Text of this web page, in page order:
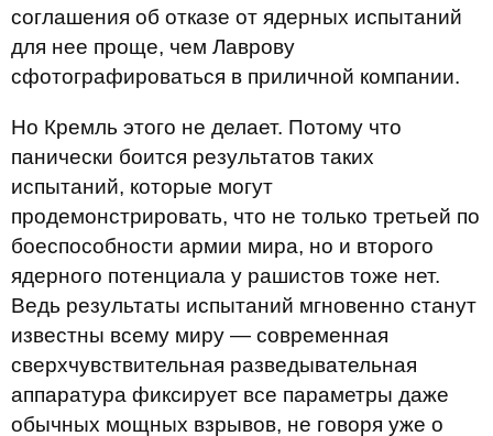
соглашения об отказе от ядерных испытаний
для нее проще, чем Лаврову
сфотографироваться в приличной компании.
Но Кремль этого не делает. Потому что
панически боится результатов таких
испытаний, которые могут
продемонстрировать, что не только третьей по
боеспособности армии мира, но и второго
ядерного потенциала у рашистов тоже нет.
Ведь результаты испытаний мгновенно станут
известны всему миру — современная
сверхчувствительная разведывательная
аппаратура фиксирует все параметры даже
обычных мощных взрывов, не говоря уже о